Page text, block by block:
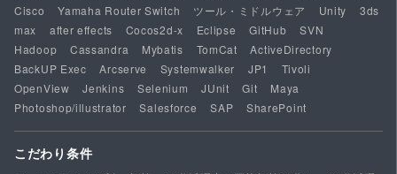
Cisco
Yamaha Router Switch ツール・ミドルウェア Unity
3ds
max
after effects Cocos2d-x Eclipse GitHub
SVN
Hadoop
Cassandra Mybatis TomCat
ActiveDirectory
BackUP Exec
Arcserve Systemwalker JP1
Tivoli
OpenView
Jenkins Selenium JUnit Git
Maya
Photoshop/illustrator
Salesforce SAP SharePoint
こだわり条件